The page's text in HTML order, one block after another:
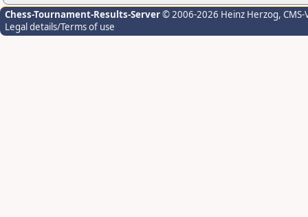
Chess-Tournament-Results-Server© 2006-2026 Heinz Herzog,
Legal details/Terms of use